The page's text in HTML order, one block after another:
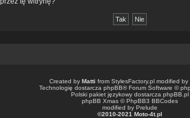
Created by Matti from StylesFactory.plmodified by
Technologię dostarcza phpBB® Forum Software ©
Polski pakiet językowy dostarcza phpBB.pl
phpBB Xmas ©PhpBB3 BBCodes
modified by Prelude
©2010-2021 Moto-4t.pl